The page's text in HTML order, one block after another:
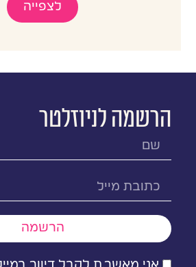
לצפייה
הרשמה לניוזלטר
הרשמה